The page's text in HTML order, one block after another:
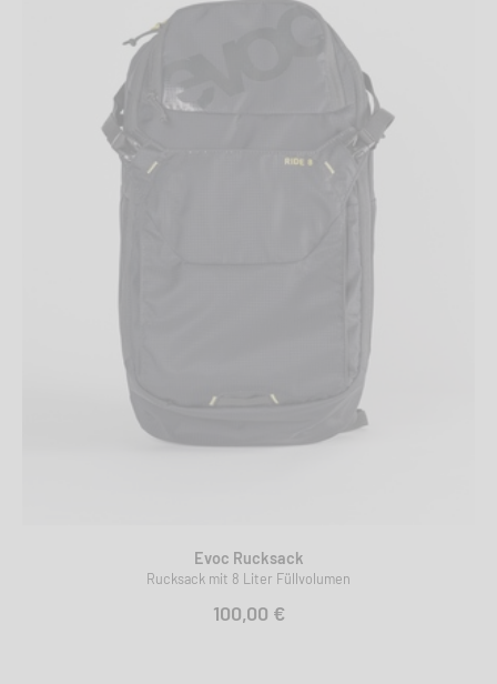
Evoc Rucksack
Rucksack mit 8 Liter Füllvolumen
100,00 €